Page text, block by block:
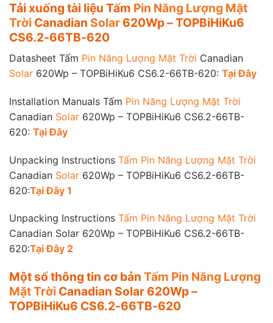
Tải xuống tài liệu Tấm Pin Năng Lượng Mặt
Trời Canadian Solar 620Wp – TOPBiHiKu6
CS6.2-66TB-620
Datasheet Tấm Pin Năng Lượng Mặt Trời Canadian
Solar 620Wp – TOPBiHiKu6 CS6.2-66TB-620: Tại Đây
Installation Manuals Tấm Pin Năng Lượng Mặt Trời
Canadian Solar 620Wp – TOPBiHiKu6 CS6.2-66TB-
620: Tại Đây
Unpacking Instructions Tấm Pin Năng Lượng Mặt Trời
Canadian Solar 620Wp – TOPBiHiKu6 CS6.2-66TB-
620:Tại Đây 1
Unpacking Instructions Tấm Pin Năng Lượng Mặt Trời
Canadian Solar 620Wp – TOPBiHiKu6 CS6.2-66TB-
620:Tại Đây 2
Một số thông tin cơ bản Tấm Pin Năng Lượng
Mặt Trời Canadian Solar 620Wp –
TOPBiHiKu6 CS6.2-66TB-620